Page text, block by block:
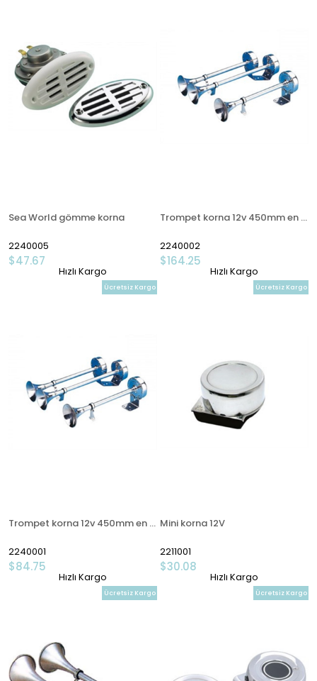
Sea World gömme korna
2240005
$47.67
Hızlı Kargo
Trompet korna 12v 450mm en 190mm
2240002
$164.25
Hızlı Kargo
Trompet korna 12v 450mm en 102mm
2240001
$84.75
Ücretsiz Kargo
Hızlı Kargo
Mini korna 12V
2211001
$30.08
Ücretsiz Kargo
Hızlı Kargo
Ücretsiz Kargo Ücretsiz Kargo